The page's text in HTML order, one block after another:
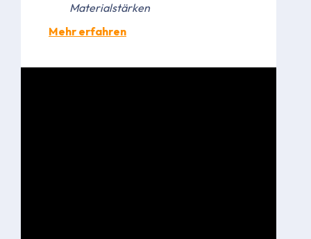
Materialstärken
Mehr erfahren